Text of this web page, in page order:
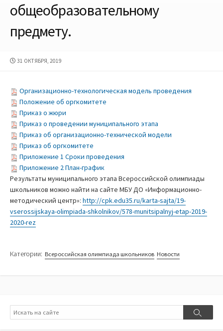
общеобразовательному
предмету.
ДАТА
31 ОКТЯБРЯ, 2019
Организационно-технологическая модель проведения
Положение об оргкомитете
Приказ о жюри
Приказ о проведении муниципального этапа
Приказ об организационно-технической модели
Приказ об оргкомитете
Приложение 1 Сроки проведения
Приложение 2 План-график
Результаты муниципального этапа Всероссийской олимпиады
школьников можно найти на сайте МБУ ДО «Информационно-
методический центр»: http://cpk.edu35.ru/karta-sajta/19-
vserossijskaya-olimpiada-shkolnikov/578-munitsipalnyj-etap-2019-
2020-rez
Категории: Всероссийская олимпиада школьников Новости
Поиск
Поиск